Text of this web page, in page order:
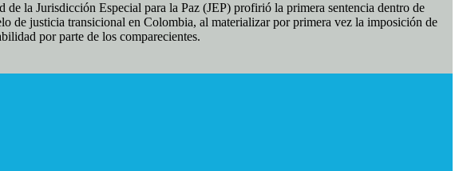
la Jurisdicción Especial para la Paz (JEP) profirió la primera sentencia dentro de
de justicia transicional en Colombia, al materializar por primera vez la imposición de
por parte de los comparecientes.